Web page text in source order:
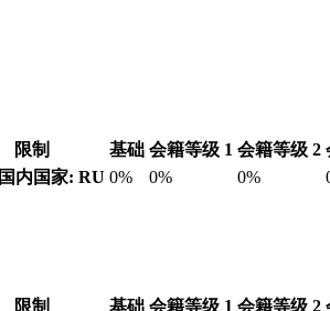
限制 基础 会籍等级 1 会籍等级 2
国内国家: RU 0% 0% 0%
限制 基础 会籍等级 1 会籍等级 2